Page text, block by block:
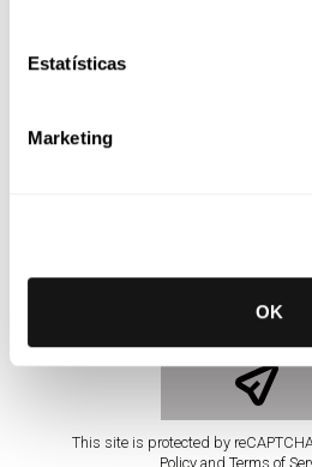
Estatísticas
Marketing
OK
*
This site is protected by
Policy and Terms of